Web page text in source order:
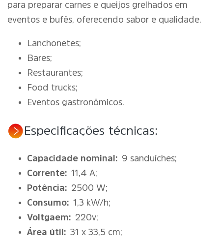
para preparar carnes e queijos grelhados em
eventos e bufês, oferecendo sabor e qualidade.
Lanchonetes;
Bares;
Restaurantes;
Food trucks;
Eventos gastronômicos.
Especificações técnicas:
Capacidade nominal: 9 sanduíches;
Corrente: 11,4 A;
Potência: 2500 W;
Consumo: 1,3 kW/h;
Voltgaem: 220v;
Área útil: 31 x 33,5 cm;